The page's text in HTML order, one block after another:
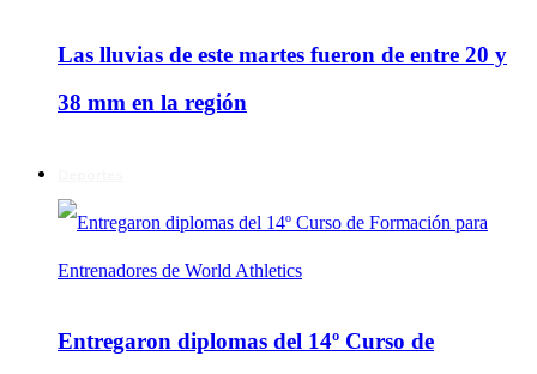
Las lluvias de este martes fueron de entre 20 y
38 mm en la región
Entregaron diplomas del 14º Curso de